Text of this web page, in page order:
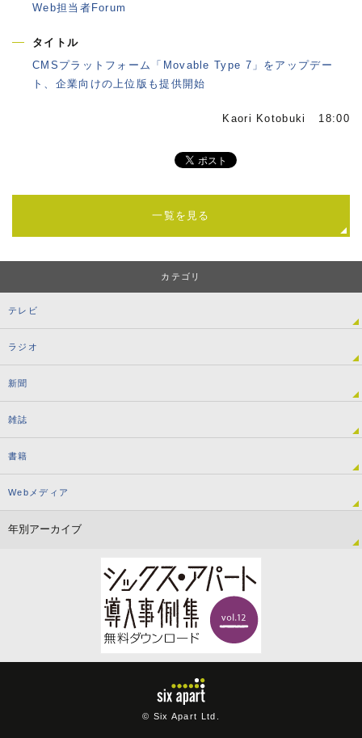
Web担当者Forum
タイトル
CMSプラットフォーム「Movable Type 7」をアップデー
ト、企業向けの上位版も提供開始
Kaori Kotobuki 18:00
一覧を見る
カテゴリ
テレビ
ラジオ
新聞
雑誌
書籍
Webメディア
© Six Apart Ltd.